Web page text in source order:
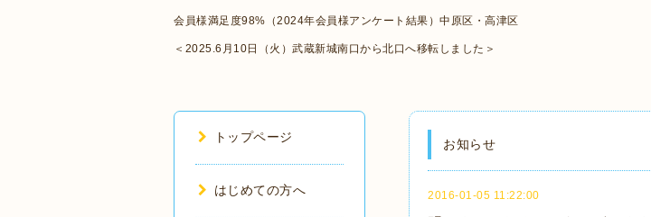
会員様満足度98%（2024年会員様アンケート結果）中原区・高津区
＜2025.6月10日（火）武蔵新城南口から北口へ移転しました＞
お知らせ
2016-01-05 11:22:00
トップページ
はじめての方へ